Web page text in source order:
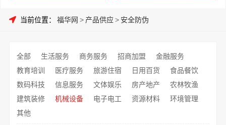
当前位置： 福华网 > 产品供应> 安全防伪
全部 生活服务 商务服务 招商加盟
金融服务
教育培训
医疗服务 旅游住宿 日用百货
食品餐饮
数码科技
信息服务 文体娱乐 房产地产
农林牧渔
建筑装修
机械设备 电子电工 资源材料
环境管理
其他